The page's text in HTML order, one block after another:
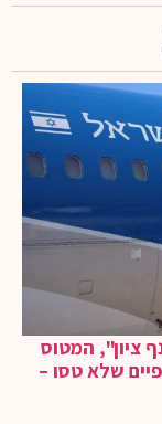
ציון", המטוס
שלא טסו –